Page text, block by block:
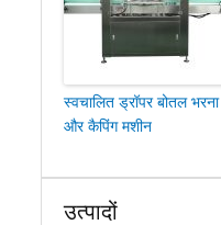
स्वचालित ड्रॉपर बोतल भरना
और कैपिंग मशीन
उत्पादों